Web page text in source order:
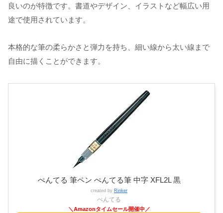
良いのが特徴です。書道やデザイン、イラストなど幅広い用
途で使用されています。
本格的な筆の柔らかさと弾力を持ち、細い線から太い線まで
自由に描くことができます。
ぺんてる 筆ペン ぺんてる筆 中字 XFL2L 黒
created by Rinker
ぺんてる